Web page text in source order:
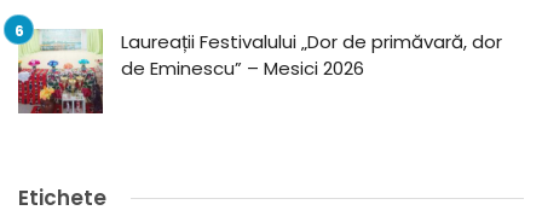
Laureații Festivalului „Dor de primăvară, dor
de Eminescu” – Mesici 2026
Etichete